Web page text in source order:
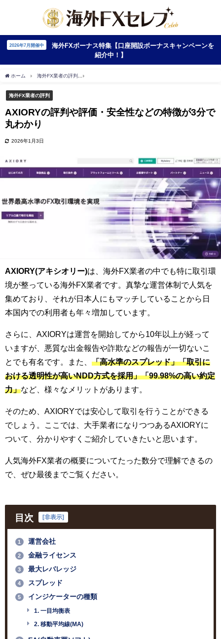
2026年7月開催中
海外FXボーナス特集【口座開設ボーナスキャンペーンを
紹介中！】
ホーム 海外FX業者の評判
海外FX業者の評判
AXIORYの評判や評価・安全性などの特徴が3分で
丸わかり
2026年1月3日
AXIORY(アキシオリー)は、海外FX業者の中でも特に取引環
境が整っている海外FX業者です。真摯な運営体制で人気を
集めており、それが日本人にもマッチしていることから日
本国内での利用者も年々増加しています。
さらに、AXIORYは運営を開始してから10年以上が経って
いますが、悪質な出金報告や詐欺などの報告が一切ないこ
とでも有名です。また、 「高水準のスプレッド」「取引に
おける透明性が高いNDD方式を採用」「99.98%の高い約定
力」など、様々なメリットがあります。
そのため、AXIORYでは安心して取引を行うことができる
でしょう。ここでは、大手業者になりつつあるAXIORYに
ついて、分かりやすくご紹介していきたいと思います。
人気海外FX業者の概要についてたった数分で理解できるの
で、ぜひ最後までご覧ください。
目次 [非表示]
1 運営会社
2 金融ライセンス
3 最大レバレッジ
4 スプレッド
5 インジケーターの種類
1. 一目均衡表
2. 移動平均線(MA)